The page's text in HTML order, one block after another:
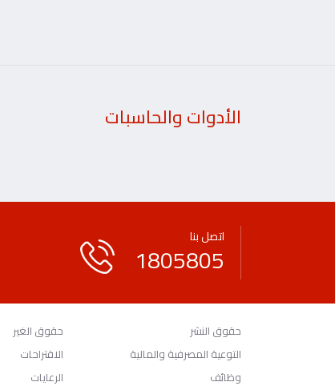
الأدوات والحاسبات
اتصل بنا
1805805
حقوق النشر حقوق الغير
التوعية المصرفية والمالية
الاقتراحات
وظائف
الرعايات